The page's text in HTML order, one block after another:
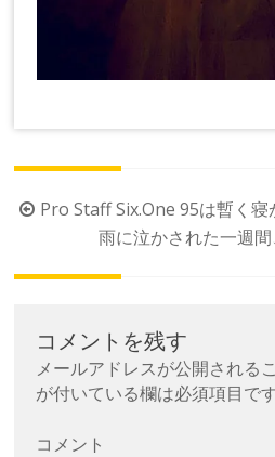
投
ナ
Pro Staff Six.One 95は暫く
雨に泣かされた一週
コメントを残す
メールアドレスが公開される
が付いている欄は必須項目で
コメント